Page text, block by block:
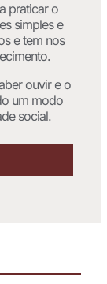
praticar o
simples e
e tem nos
ouvir e o
um modo
social.